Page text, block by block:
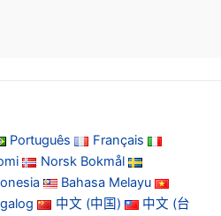
Português
Français
Norsk Bokmål
Bahasa Melayu
中文 (中国)
中文 (台